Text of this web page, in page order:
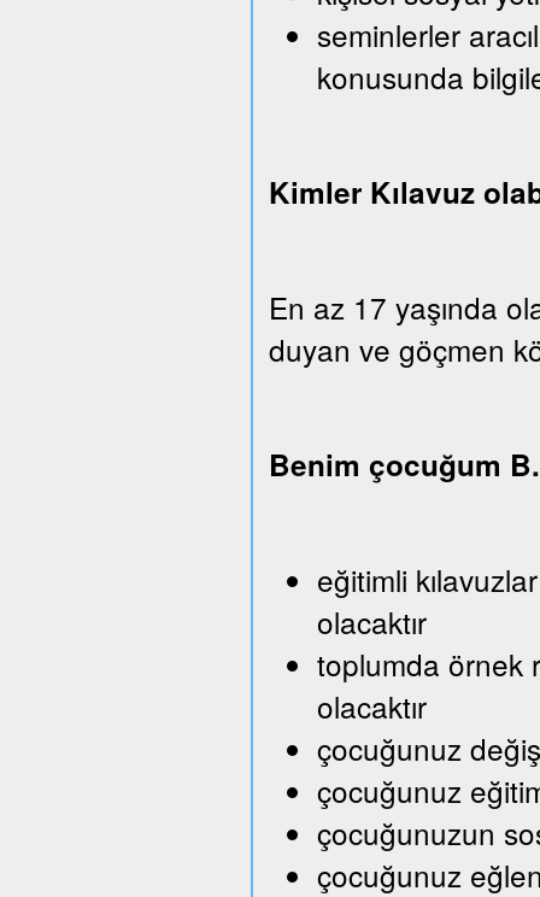
seminlerler
konusunda
Kimler Kılavuz
En az 17 yaşında
duyan ve göçmen
Benim çocuğum
eğitimli
olacaktır
toplumda örnek
olacaktır
çocuğunuz
çocuğunuz
çocuğunuzun
çocuğunuz